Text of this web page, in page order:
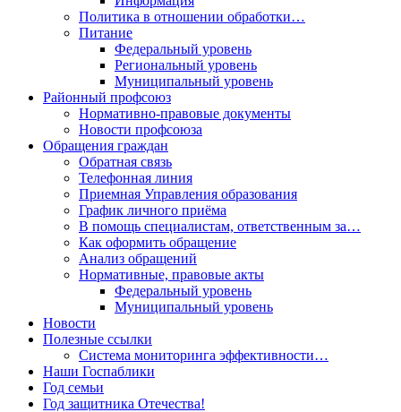
Политика в отношении обработки…
Питание
Федеральный уровень
Региональный уровень
Муниципальный уровень
Районный профсоюз
Нормативно-правовые документы
Новости профсоюза
Обращения граждан
Обратная связь
Телефонная линия
Приемная Управления образования
График личного приёма
В помощь специалистам, ответственным за…
Как оформить обращение
Анализ обращений
Нормативные, правовые акты
Федеральный уровень
Муниципальный уровень
Новости
Полезные ссылки
Система мониторинга эффективности…
Наши Госпаблики
Год семьи
Год защитника Отечества!